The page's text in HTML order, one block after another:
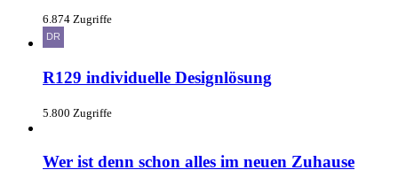
6.874 Zugriffe
R129 individuelle Designlösung
5.800 Zugriffe
Wer ist denn schon alles im neuen Zuhause